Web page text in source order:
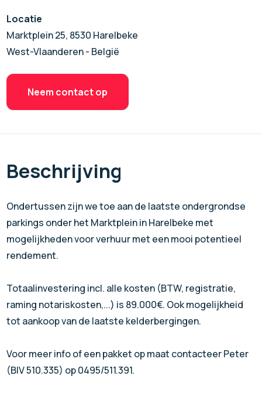
Locatie
Marktplein 25, 8530 Harelbeke
West-Vlaanderen - België
Neem contact op
Neem contact op
Beschrijving
Ondertussen zijn we toe aan de laatste ondergrondse
parkings onder het Marktplein in Harelbeke met
mogelijkheden voor verhuur met een mooi potentieel
rendement.
Totaalinvestering incl. alle kosten (BTW, registratie,
raming notariskosten,...) is 89.000€. Ook mogelijkheid
tot aankoop van de laatste kelderbergingen.
Voor meer info of een pakket op maat contacteer Peter
(BIV 510.335) op 0495/511.391.